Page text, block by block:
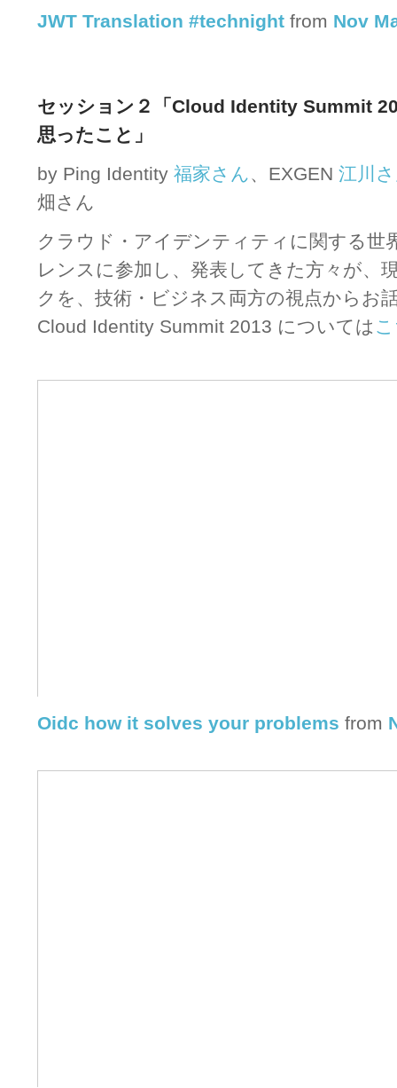
JWT Translation #technight from Nov
セッション２「Cloud Identity Summit
思ったこと」
by Ping Identity 福家さん、EXGEN 江川
畑さん
クラウド・アイデンティティに関する世
レンスに参加し、発表してきた方々が、
クを、技術・ビジネス両方の視点からお
Cloud Identity Summit 2013 については
Oidc how it solves your problems from